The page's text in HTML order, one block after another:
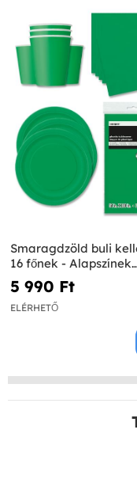
Smaragdzöld buli
16 főnek - Alapszínek
Termékvonal
5 990 Ft‎
ELÉRHETŐ